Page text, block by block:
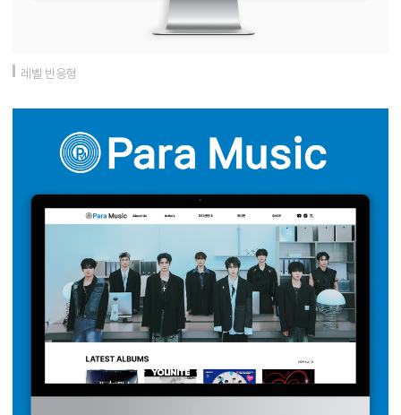
레벨 반응형